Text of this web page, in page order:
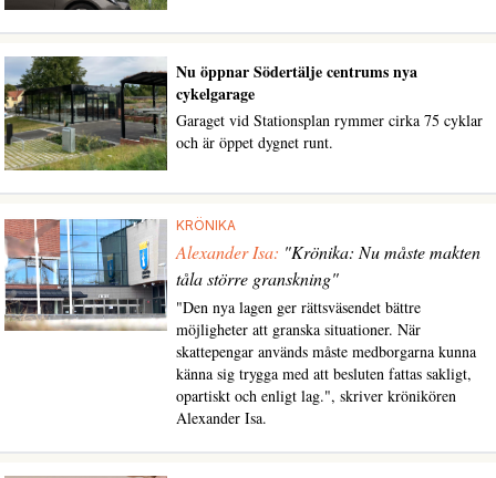
Nu öppnar Södertälje centrums nya
cykelgarage
Garaget vid Stationsplan rymmer cirka 75 cyklar
och är öppet dygnet runt.
KRÖNIKA
Alexander Isa: "Krönika: Nu måste makten
tåla större granskning"
"Den nya lagen ger rättsväsendet bättre
möjligheter att granska situationer. När
skattepengar används måste medborgarna kunna
känna sig trygga med att besluten fattas sakligt,
opartiskt och enligt lag.", skriver krönikören
Alexander Isa.